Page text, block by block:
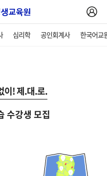
이! 제.대.로.
심리학 공인회계사 한국어교